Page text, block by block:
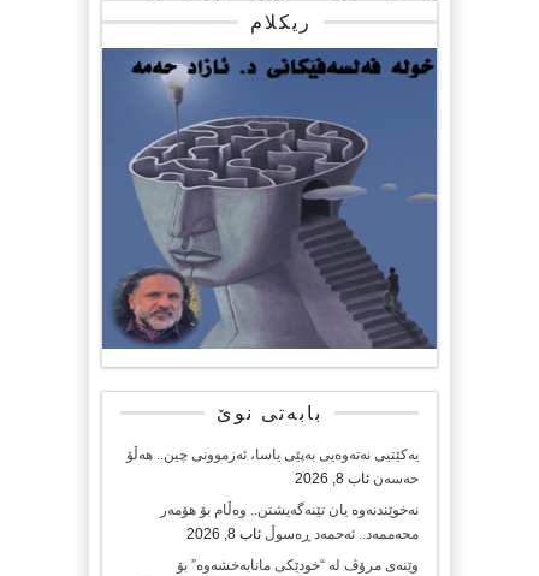
ریکلام
بابەتی نوێ
یەکێتیی نەتەوەیی بەپێی یاسا، ئەزموونی چین.. هەڵۆ
حەسەن ئاب 8, 2026
نەخوێندنەوە یان تێنەگەیشتن.. وەڵام بۆ هۆمەر
محەممەد.. ئەحمەد ڕەسوڵ ئاب 8, 2026
وێنەی مرۆڤ لە “خودێکی مانابەخشەوە” بۆ